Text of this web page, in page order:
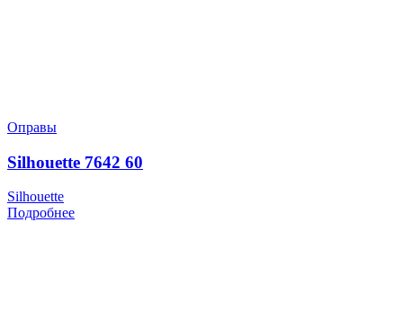
Оправы
Silhouette 7642 60
Silhouette
Подробнее